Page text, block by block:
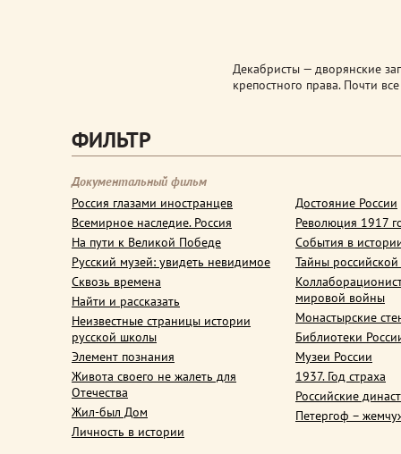
Декабристы — дворянские
крепостного права. Почти
ФИЛЬТР
Документальный фильм
Россия глазами иностранцев
Всемирное наследие. Россия
На пути к Великой Победе
Русский музей: увидеть невидимое
Сквозь времена
Найти и рассказать
Неизвестные страницы истории
русской школы
Элемент познания
Живота своего не жалеть для
Отечества
Жил-был Дом
Личность в истории
Достояние России
Революция 1917
События в
Тайны
мировой войны
Монастырские
Библиотеки
Музеи России
1937. Год страха
Российские
Петергоф –